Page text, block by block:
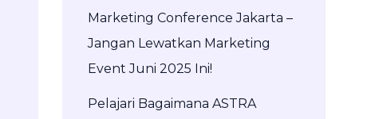
Marketing Conference Jakarta –
Jangan Lewatkan Marketing
Event Juni 2025 Ini!
Pelajari Bagaimana ASTRA